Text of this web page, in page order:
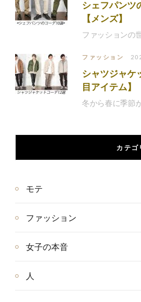
シェフパンツ
【メンズ】
ファッションの
ファッション
シャツジャケ
目アイテム】
冬から春に季節
カテゴ
モテ
ファッション
女子の本音
人